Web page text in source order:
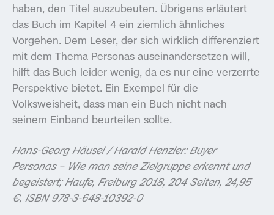
haben, den Titel auszubeuten. Übrigens erläutert
das Buch im Kapitel 4 ein ziemlich ähnliches
Vorgehen. Dem Leser, der sich wirklich differenziert
mit dem Thema Personas auseinandersetzen will,
hilft das Buch leider wenig, da es nur eine verzerrte
Perspektive bietet. Ein Exempel für die
Volksweisheit, dass man ein Buch nicht nach
seinem Einband beurteilen sollte.
Hans-Georg Häusel / Harald Henzler: Buyer
Personas – Wie man seine Zielgruppe erkennt und
begeistert; Haufe, Freiburg 2018, 204 Seiten, 24,95
€, ISBN 978-3-648-10392-0